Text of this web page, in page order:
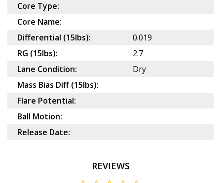
Core Type:
Core Name:
Differential (15lbs):
0.019
RG (15lbs):
2.7
Lane Condition:
Dry
Mass Bias Diff (15lbs):
Flare Potential:
Ball Motion:
Release Date:
REVIEWS